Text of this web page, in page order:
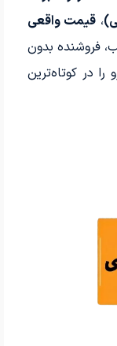
،قیمت واقعی
فروشنده بدون
را در کوتاه‌ترین